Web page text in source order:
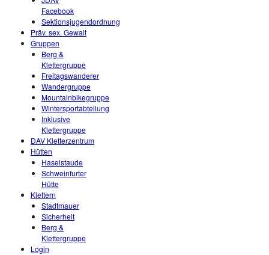
Facebook
Sektionsjugendordnung
Präv. sex. Gewalt
Gruppen
Berg &
Klettergruppe
Freitagswanderer
Wandergruppe
Mountainbikegruppe
Wintersportabteilung
Inklusive
Klettergruppe
DAV Kletterzentrum
Hütten
Haselstaude
Schweinfurter
Hütte
Klettern
Stadtmauer
Sicherheit
Berg &
Klettergruppe
Login